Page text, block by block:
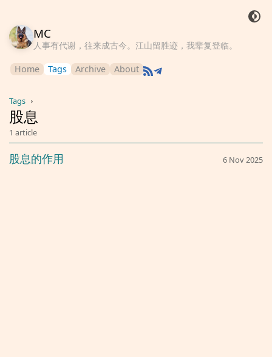
MC
人事有代谢，往来成古今。江山留胜迹，我辈复登临。
Home Tags Archive About
Tags ›
股息
1 article
股息的作用 6 Nov 2025